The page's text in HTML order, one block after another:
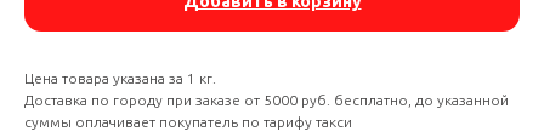
Цена товара указана за 1 кг.
Доставка по городу при заказе от 5000 руб. бесплатно, до указанной
суммы оплачивает покупатель по тарифу такси